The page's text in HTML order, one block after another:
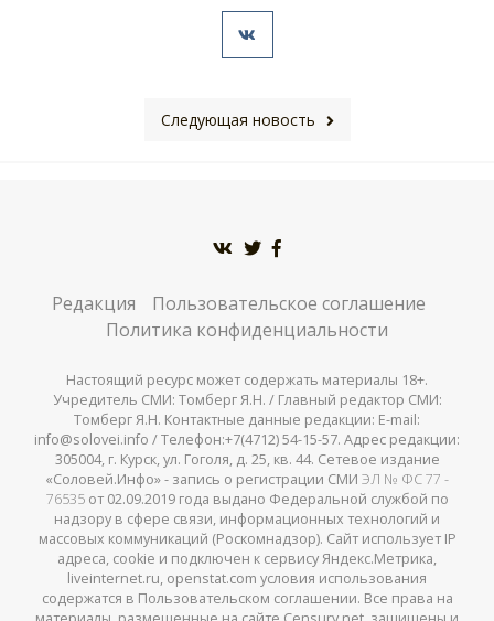
Следующая новость
Редакция
Пользовательское соглашение
Политика конфиденциальности
Настоящий ресурс может содержать материалы 18+.
Учредитель СМИ: Томберг Я.Н. / Главный редактор СМИ:
Томберг Я.Н. Контактные данные редакции: E-mail:
info@solovei.info / Телефон:+7(4712) 54-15-57. Адрес редакции:
305004, г. Курск, ул. Гоголя, д. 25, кв. 44. Сетевое издание
«Соловей.Инфо» - запись о регистрации СМИ ЭЛ № ФС 77 -
76535от 02.09.2019 года выдано Федеральной службой по
надзору в сфере связи, информационных технологий и
массовых коммуникаций (Роскомнадзор). Сайт использует IP
адреса, cookie и подключен к сервису Яндекс.Метрика,
liveinternet.ru, openstat.com условия использования
содержатся в Пользовательском соглашении. Все права на